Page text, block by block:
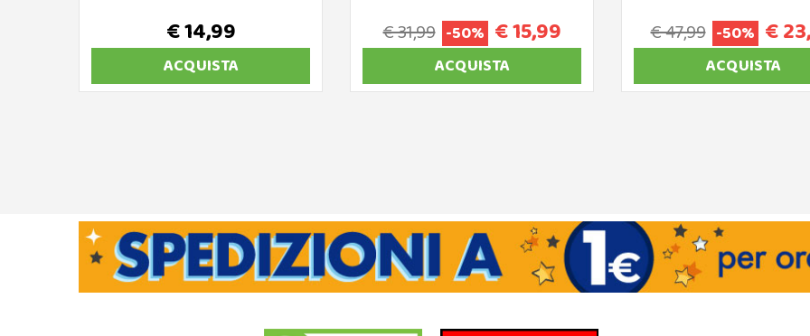
€ 14,99
ACQUISTA
€ 31,99 -50% € 15,99
ACQUISTA
€ 47,99 -50% €
ACQUISTA